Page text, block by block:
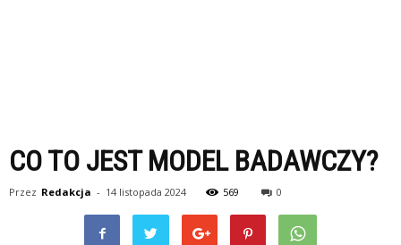
CO TO JEST MODEL BADAWCZY?
Przez Redakcja - 14 listopada 2024 569 0